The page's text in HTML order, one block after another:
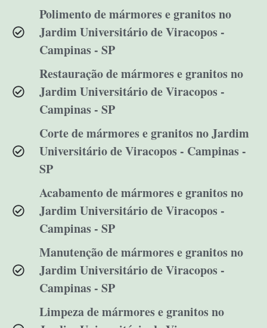
Polimento de mármores e granitos no
Jardim Universitário de Viracopos -
Campinas - SP
Restauração de mármores e granitos no
Jardim Universitário de Viracopos -
Campinas - SP
Corte de mármores e granitos no Jardim
Universitário de Viracopos - Campinas -
SP
Acabamento de mármores e granitos no
Jardim Universitário de Viracopos -
Campinas - SP
Manutenção de mármores e granitos no
Jardim Universitário de Viracopos -
Campinas - SP
Limpeza de mármores e granitos no